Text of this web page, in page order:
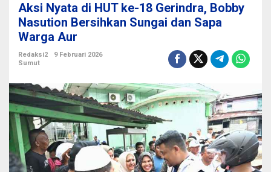
s
i
N
a
d
i
H
U
T
k
e
Aksi Nyata di HUT ke-18 Gerindra, Bobby
Nasution Bersihkan Sungai dan Sapa
Warga Aur
Redaksi2
9 Februari 2026
Sumut